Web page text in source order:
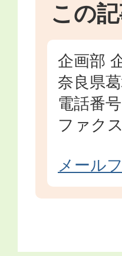
この
企画部
奈良県
電話番
ファク
メール